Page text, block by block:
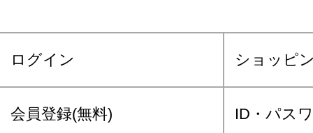
ログイン ショッピ
会員登録(無料) ID・パス